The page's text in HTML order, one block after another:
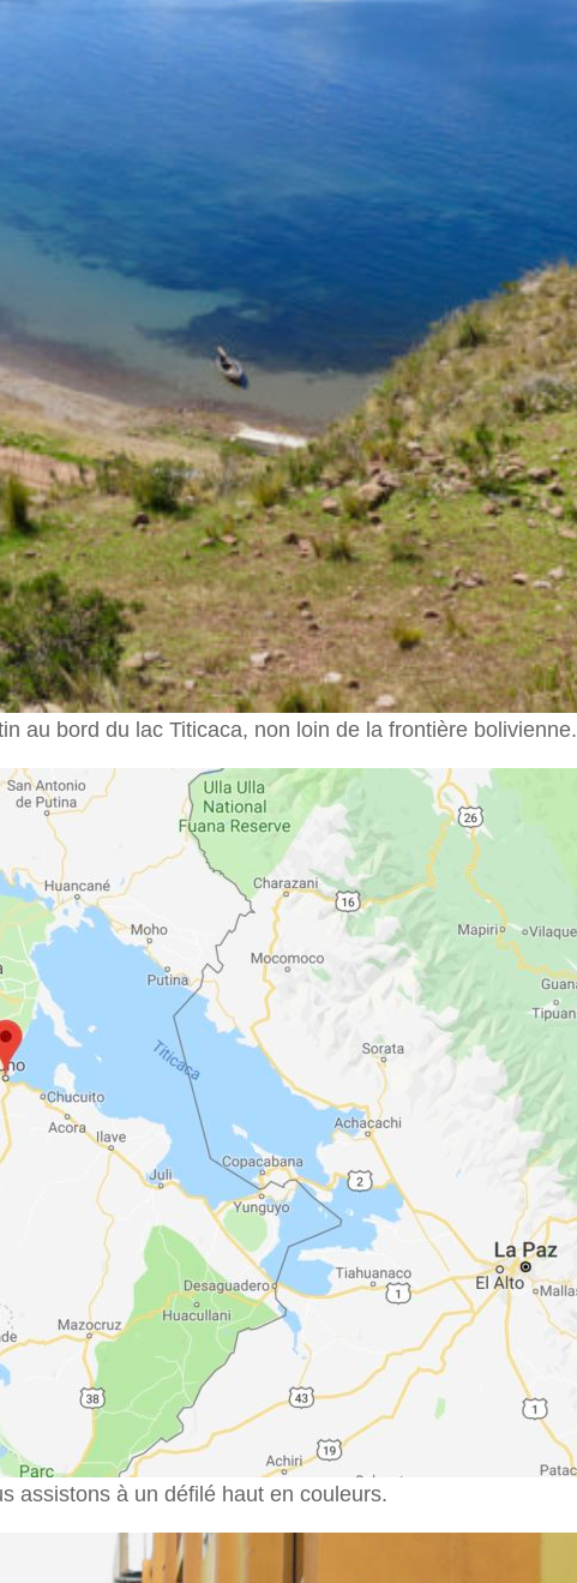
au bord du lac Titicaca, non loin de la frontière bolivienne.
assistons à un défilé haut en couleurs.